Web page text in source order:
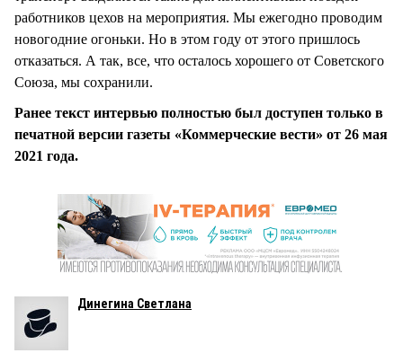
работников цехов на мероприятия. Мы ежегодно проводим
новогодние огоньки. Но в этом году от этого пришлось
отказаться. А так, все, что осталось хорошего от Советского
Союза, мы сохранили.
Ранее текст интервью полностью был доступен только в
печатной версии газеты «Коммерческие вести» от 26 мая
2021 года.
Динегина Светлана